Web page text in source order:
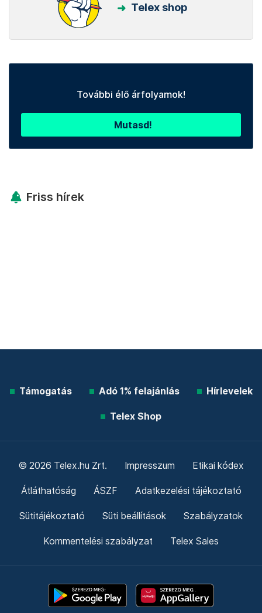
Telex shop
További élő árfolyamok!
Mutasd!
Friss hírek
Támogatás Adó 1% felajánlás Hírlevelek
Telex Shop
© 2026 Telex.hu Zrt. Impresszum Etikai kódex
Átláthatóság ÁSZF Adatkezelési tájékoztató
Sütitájékoztató Süti beállítások Szabályzatok
Kommentelési szabályzat Telex Sales